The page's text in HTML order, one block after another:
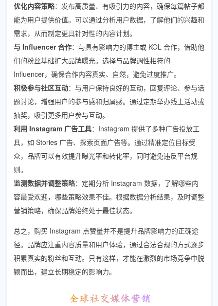
优化内容策略：发布高质量、有吸引力的内容，确保每篇帖子都
能为用户提供价值。可以通过分析用户数据，了解他们的兴趣和
需求，从而制定更具针对性的内容计划。
与 Influencer 合作：与具有影响力的博主或 KOL 合作，借助他
们的粉丝基础扩大品牌曝光。选择与品牌调性相符的
Influencer，确保合作内容真实、自然，避免过度推广。
积极参与社区互动：与用户保持良好的互动，回复评论、参与话
题讨论，增强用户的参与感和归属感。通过定期举办线上活动或
抽奖，吸引更多用户参与互动。
利用 Instagram 广告工具：Instagram 提供了多种广告投放工
具，如 Stories 广告、探索页面广告等。通过精准定位目标受
众，品牌可以有效提升曝光率和转化率，同时避免违反平台规
则。
监测数据并调整策略：定期分析 Instagram 数据，了解哪些内
容最受欢迎，哪些策略效果不佳。根据数据分析结果，及时调整
营销策略，确保品牌始终处于最佳状态。
总之，购买 Instagram 点赞量并不是提升品牌影响力的正确途
径。品牌应注重内容质量和用户体验，通过合法合规的方式逐步
积累真实的粉丝和互动。只有这样，才能在激烈的市场竞争中脱
颖而出，建立长期稳定的影响力。